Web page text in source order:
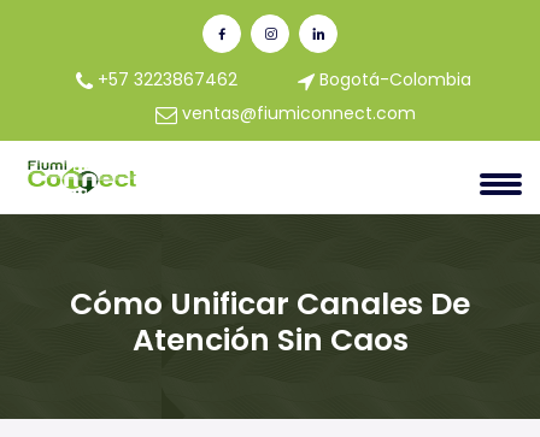
+57 3223867462
Bogotá-Colombia
ventas@fiumiconnect.com
Cómo Unificar Canales De
Atención Sin Caos